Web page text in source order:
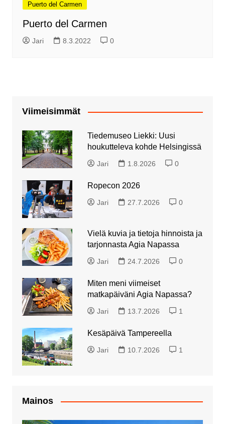
Puerto del Carmen
Puerto del Carmen
Jari 8.3.2022 0
Viimeisimmät
Tiedemuseo Liekki: Uusi
houkutteleva kohde Helsingissä
Jari 1.8.2026 0
Ropecon 2026
Jari 27.7.2026 0
Vielä kuvia ja tietoja hinnoista ja
tarjonnasta Agia Napassa
Jari 24.7.2026 0
Miten meni viimeiset
matkapäiväni Agia Napassa?
Jari 13.7.2026 1
Kesäpäivä Tampereella
Jari 10.7.2026 1
Mainos